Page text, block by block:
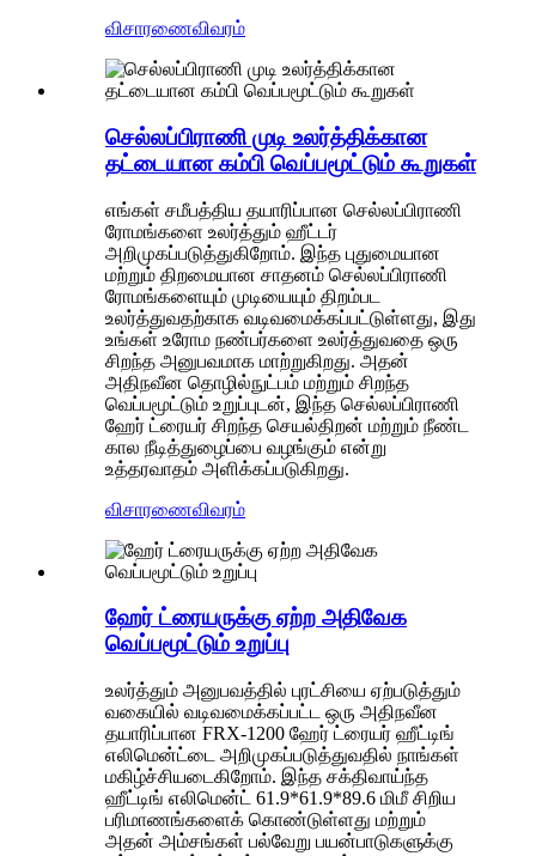
விசாரணைவிவரம்
செல்லப்பிராணி முடி உலர்த்திக்கான
தட்டையான கம்பி வெப்பமூட்டும் கூறுகள்
எங்கள் சமீபத்திய தயாரிப்பான செல்லப்பிராணி
ரோமங்களை உலர்த்தும் ஹீட்டர்
அறிமுகப்படுத்துகிறோம். இந்த புதுமையான
மற்றும் திறமையான சாதனம் செல்லப்பிராணி
ரோமங்களையும் முடியையும் திறம்பட
உலர்த்துவதற்காக வடிவமைக்கப்பட்டுள்ளது, இது
உங்கள் உரோம நண்பர்களை உலர்த்துவதை ஒரு
சிறந்த அனுபவமாக மாற்றுகிறது. அதன்
அதிநவீன தொழில்நுட்பம் மற்றும் சிறந்த
வெப்பமூட்டும் உறுப்புடன், இந்த செல்லப்பிராணி
ஹேர் ட்ரையர் சிறந்த செயல்திறன் மற்றும் நீண்ட
கால நீடித்துழைப்பை வழங்கும் என்று
உத்தரவாதம் அளிக்கப்படுகிறது.
விசாரணைவிவரம்
ஹேர் ட்ரையருக்கு ஏற்ற அதிவேக
வெப்பமூட்டும் உறுப்பு
உலர்த்தும் அனுபவத்தில் புரட்சியை ஏற்படுத்தும்
வகையில் வடிவமைக்கப்பட்ட ஒரு அதிநவீன
தயாரிப்பான FRX-1200 ஹேர் ட்ரையர் ஹீட்டிங்
எலிமென்ட்டை அறிமுகப்படுத்துவதில் நாங்கள்
மகிழ்ச்சியடைகிறோம். இந்த சக்திவாய்ந்த
ஹீட்டிங் எலிமென்ட் 61.9*61.9*89.6 மிமீ சிறிய
பரிமாணங்களைக் கொண்டுள்ளது மற்றும்
அதன் அம்சங்கள் பல்வேறு பயன்பாடுகளுக்கு